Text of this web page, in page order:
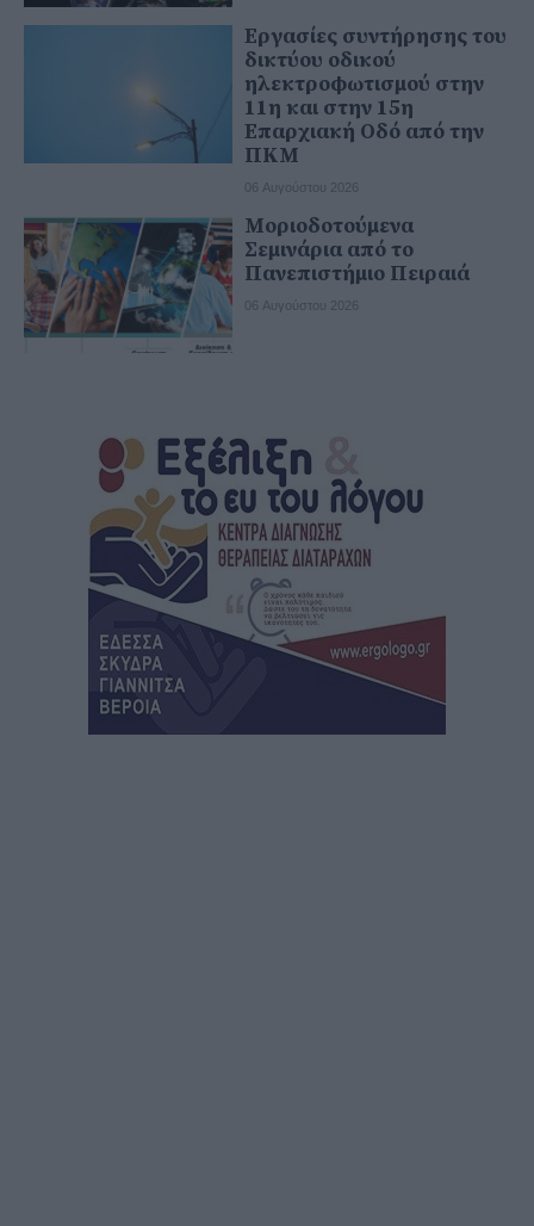
Εργασίες συντήρησης του
δικτύου οδικού
ηλεκτροφωτισμού στην
11η και στην 15η
Επαρχιακή Οδό από την
ΠΚΜ
06 Αυγούστου 2026
Μοριοδοτούμενα
Σεμινάρια από το
Πανεπιστήμιο Πειραιά
06 Αυγούστου 2026